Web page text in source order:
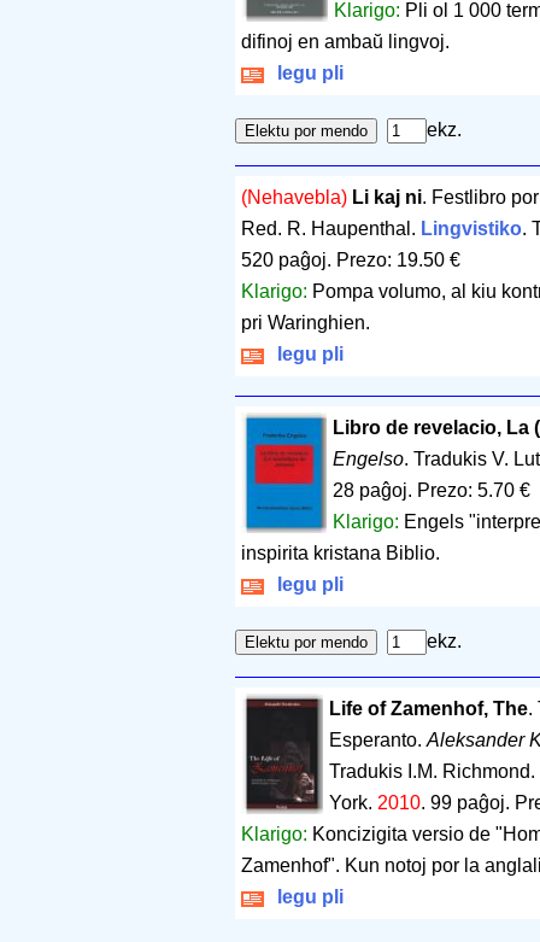
Klarigo: Pli ol 1 000
difinoj en ambaŭ lingvoj.
legu pli
ekz.
(Nehavebla) Li kaj ni. Festlibro
Red. R. Haupenthal. Lingvistiko.
520 paĝoj. Prezo: 19.50 €
Klarigo: Pompa volumo, al kiu
pri Waringhien.
legu pli
Libro de revelacio, La
Engelso. Tradukis V.
28 paĝoj. Prezo: 5.70 €
Klarigo: Engels
inspirita kristana Biblio.
legu pli
ekz.
Life of Zamenhof, The.
Esperanto.Aleksander
Tradukis I.M. Richmond.
York. 2010.99 paĝoj.
Klarigo: Koncizigita versio de
Zamenhof". Kun notoj por la
legu pli